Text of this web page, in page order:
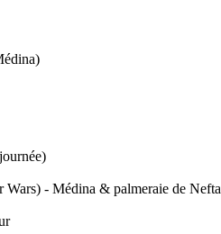
Wars) - Médina & palmeraie de Nefta